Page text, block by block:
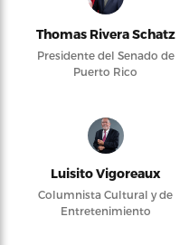
Thomas Rivera Schatz
Presidente del Senado de
Puerto Rico
Luisito Vigoreaux
Columnista Cultural y de
Entretenimiento